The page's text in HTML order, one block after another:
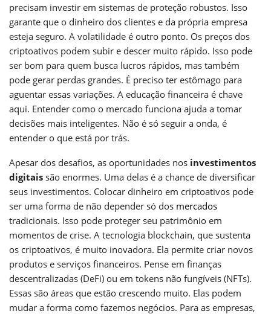
precisam investir em sistemas de proteção robustos. Isso
garante que o dinheiro dos clientes e da própria empresa
esteja seguro. A volatilidade é outro ponto. Os preços dos
criptoativos podem subir e descer muito rápido. Isso pode
ser bom para quem busca lucros rápidos, mas também
pode gerar perdas grandes. É preciso ter estômago para
aguentar essas variações. A educação financeira é chave
aqui. Entender como o mercado funciona ajuda a tomar
decisões mais inteligentes. Não é só seguir a onda, é
entender o que está por trás.
Apesar dos desafios, as oportunidades nos investimentos
digitais são enormes. Uma delas é a chance de diversificar
seus investimentos. Colocar dinheiro em criptoativos pode
ser uma forma de não depender só dos mercados
tradicionais. Isso pode proteger seu patrimônio em
momentos de crise. A tecnologia blockchain, que sustenta
os criptoativos, é muito inovadora. Ela permite criar novos
produtos e serviços financeiros. Pense em finanças
descentralizadas (DeFi) ou em tokens não fungíveis (NFTs).
Essas são áreas que estão crescendo muito. Elas podem
mudar a forma como fazemos negócios. Para as empresas,